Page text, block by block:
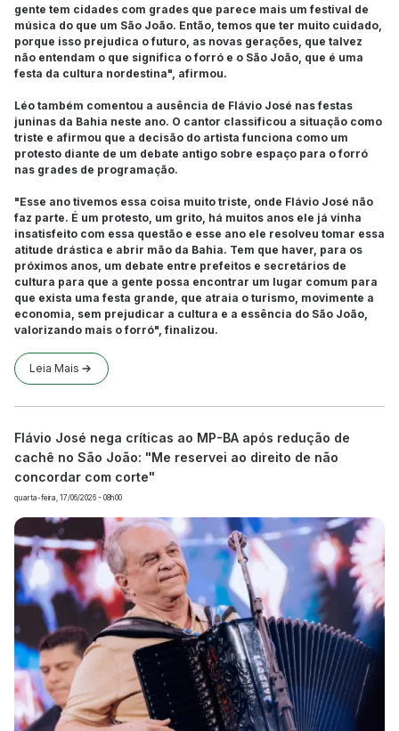
gente tem cidades com grades que parece mais um festival de
música do que um São João. Então, temos que ter muito cuidado,
porque isso prejudica o futuro, as novas gerações, que talvez
não entendam o que significa o forró e o São João, que é uma
festa da cultura nordestina", afirmou.
Léo também comentou a ausência de Flávio José nas festas
juninas da Bahia neste ano. O cantor classificou a situação como
triste e afirmou que a decisão do artista funciona como um
protesto diante de um debate antigo sobre espaço para o forró
nas grades de programação.
"Esse ano tivemos essa coisa muito triste, onde Flávio José não
faz parte. É um protesto, um grito, há muitos anos ele já vinha
insatisfeito com essa questão e esse ano ele resolveu tomar essa
atitude drástica e abrir mão da Bahia. Tem que haver, para os
próximos anos, um debate entre prefeitos e secretários de
cultura para que a gente possa encontrar um lugar comum para
que exista uma festa grande, que atraia o turismo, movimente a
economia, sem prejudicar a cultura e a essência do São João,
valorizando mais o forró", finalizou.
Leia Mais
Flávio José nega críticas ao MP-BA após redução de
cachê no São João: "Me reservei ao direito de não
concordar com corte"
quarta-feira, 17/06/2026 - 08h00